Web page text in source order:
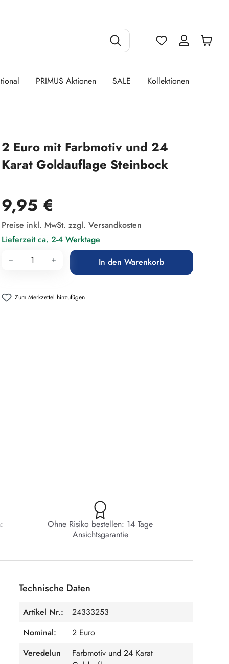
Du hast 0
PRIMUS Aktionen SALE Kollektionen
2 Euro mit Farbmotiv und 24
Karat Goldauflage Steinbock
Regulärer Preis:
9,95 €
Preise inkl. MwSt. zzgl. Versandkosten
Lieferzeit ca. 2-4 Werktage
Produkt Anzahl: Gib den gewünschten
In den Warenkorb
Zum Merkzettel hinzufügen
Ohne Risiko bestellen: 14 Tage
Ansichtsgarantie
Technische Daten
Artikel Nr.:
24333253
Nominal:
2 Euro
Veredelun
Farbmotiv und 24 Karat